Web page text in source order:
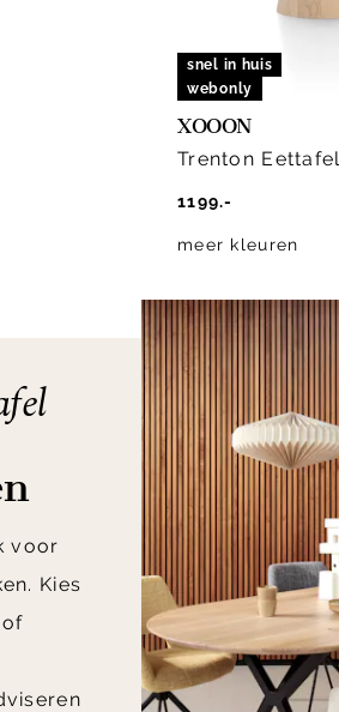
snel in huis
webonly
XOOON
Trenton Eettafel
1199.-
meer kleuren
voor
Kies